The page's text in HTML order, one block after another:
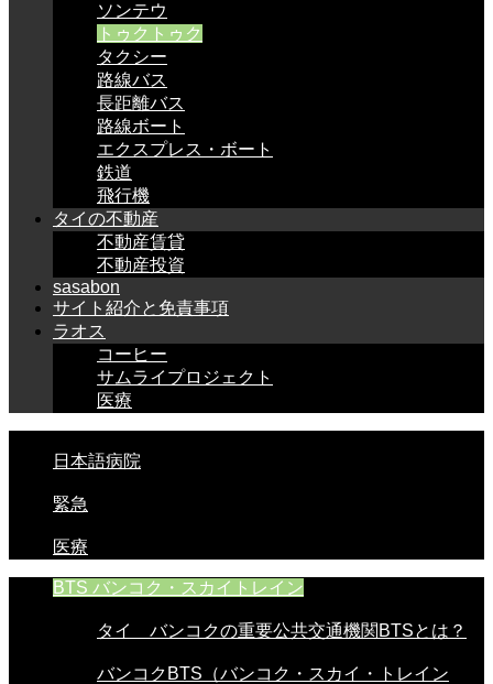
ソンテウ
トゥクトゥク
タクシー
路線バス
長距離バス
路線ボート
エクスプレス・ボート
鉄道
飛行機
タイの不動産
不動産賃貸
不動産投資
sasabon
サイト紹介と免責事項
ラオス
コーヒー
サムライプロジェクト
医療
日本語病院
緊急
医療
BTS バンコク・スカイトレイン
タイ バンコクの重要公共交通機関BTSとは？
バンコクBTS（バンコク・スカイ・トレイン